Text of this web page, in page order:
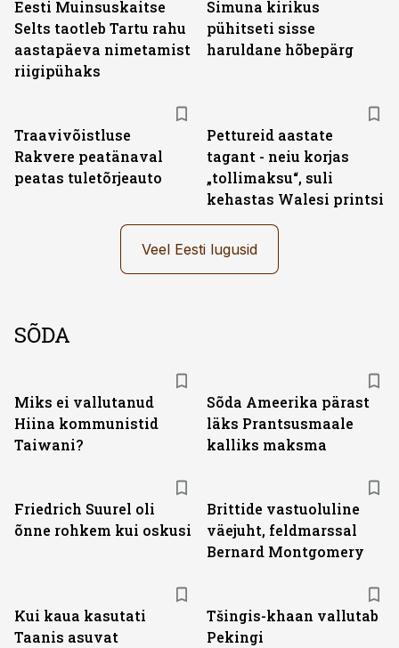
Eesti Muinsuskaitse
Selts taotleb Tartu rahu
aastapäeva nimetamist
riigipühaks
Simuna kirikus
pühitseti sisse
haruldane hõbepärg
Traavivõistluse
Rakvere peatänaval
peatas tuletõrjeauto
Pettureid aastate
tagant - neiu korjas
„tollimaksu“, suli
kehastas Walesi printsi
Veel Eesti lugusid
SÕDA
Miks ei vallutanud
Hiina kommunistid
Taiwani?
Sõda Ameerika pärast
läks Prantsusmaale
kalliks maksma
Friedrich Suurel oli
õnne rohkem kui oskusi
Brittide vastuoluline
väejuht, feldmarssal
Bernard Montgomery
Kui kaua kasutati
Taanis asuvat
Tšingis-khaan vallutab
Pekingi